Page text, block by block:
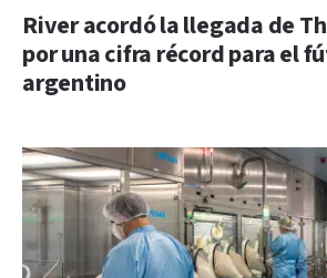
River acordó la llegada de
por una cifra récord para el
argentino